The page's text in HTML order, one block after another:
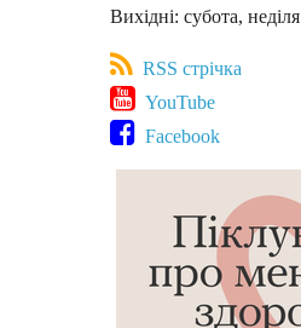
Вихідні: субота, неділя
RSS стрічка
YouTube
Facebook